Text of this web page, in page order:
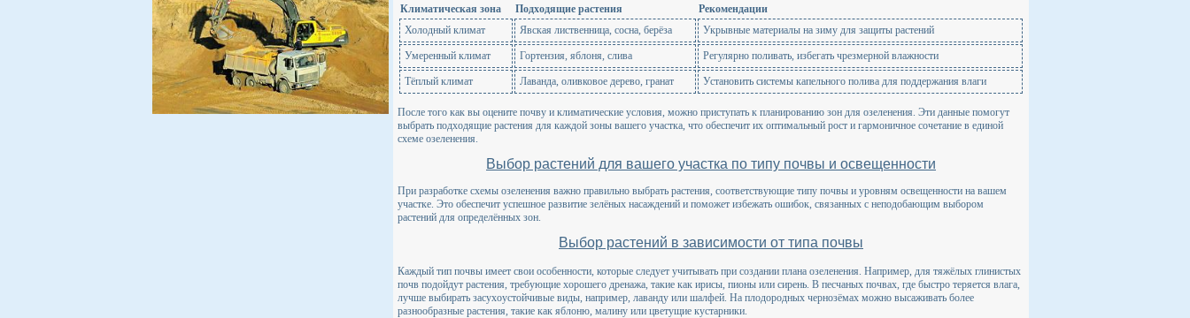
Климатическая зона Подходящие растения
Рекомендации
Холодный климат
Явская лиственница, сосна, берёза Укрывные материалы на зиму для защиты растений
Умеренный климат Гортензия, яблоня, слива Регулярно поливать, избегать чрезмерной влажности
Тёплый климат Лаванда, оливковое дерево, гранат Установить системы капельного полива для поддержания влаги
После того как вы оцените почву и климатические условия, можно приступать к планированию зон для озеленения. Эти данные помогут
выбрать подходящие растения для каждой зоны вашего участка, что обеспечит их оптимальный рост и гармоничное сочетание в единой
схеме озеленения.
Выбор растений для вашего участка по типу почвы и освещенности
При разработке схемы озеленения важно правильно выбрать растения, соответствующие типу почвы и уровням освещенности на вашем
участке. Это обеспечит успешное развитие зелёных насаждений и поможет избежать ошибок, связанных с неподобающим выбором
растений для определённых зон.
Выбор растений в зависимости от типа почвы
Каждый тип почвы имеет свои особенности, которые следует учитывать при создании плана озеленения. Например, для тяжёлых глинистых
почв подойдут растения, требующие хорошего дренажа, такие как ирисы, пионы или сирень. В песчаных почвах, где быстро теряется влага,
лучше выбирать засухоустойчивые виды, например, лаванду или шалфей. На плодородных чернозёмах можно высаживать более
разнообразные растения, такие как яблоню, малину или цветущие кустарники.